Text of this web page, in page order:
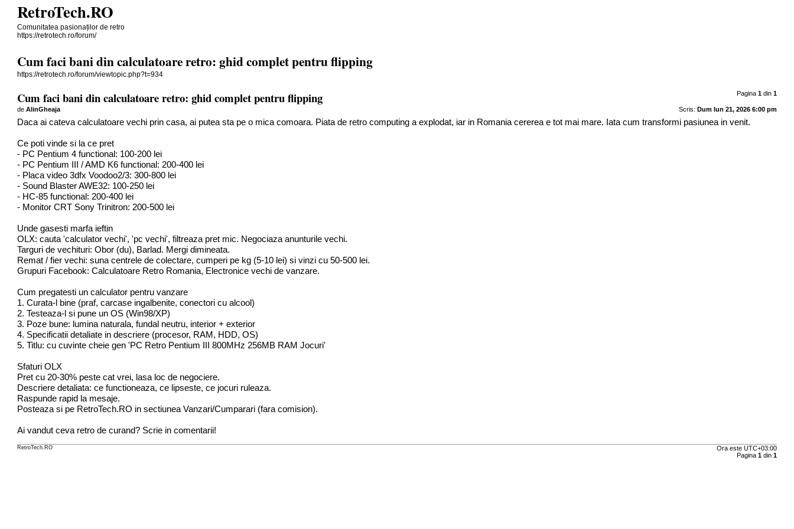
RetroTech.RO
Comunitatea pasionaților de retro
https://retrotech.ro/forum/
Cum faci bani din calculatoare retro: ghid complet pentru flipping
https://retrotech.ro/forum/viewtopic.php?t=934
Pagina 1din 1
Cum faci bani din calculatoare retro: ghid complet pentru flipping
Scris: Dum Iun 21, 2026 6:00 pm
deAlinGheaja
Daca ai cateva calculatoare vechi prin casa, ai putea sta pe o mica comoara. Piata de retro computing a explodat, iar in Romania cererea e tot mai mare. Iata cum transformi pasiunea in venit.
Ce poti vinde si la ce pret
- PC Pentium 4 functional: 100-200 lei
- PC Pentium III / AMD K6 functional: 200-400 lei
- Placa video 3dfx Voodoo2/3: 300-800 lei
- Sound Blaster AWE32: 100-250 lei
- HC-85 functional: 200-400 lei
- Monitor CRT Sony Trinitron: 200-500 lei
Unde gasesti marfa ieftin
OLX: cauta 'calculator vechi', 'pc vechi', filtreaza pret mic. Negociaza anunturile vechi.
Targuri de vechituri: Obor (du), Barlad. Mergi dimineata.
Remat / fier vechi: suna centrele de colectare, cumperi pe kg (5-10 lei) si vinzi cu 50-500 lei.
Grupuri Facebook: Calculatoare Retro Romania, Electronice vechi de vanzare.
Cum pregatesti un calculator pentru vanzare
1. Curata-l bine (praf, carcase ingalbenite, conectori cu alcool)
2. Testeaza-l si pune un OS (Win98/XP)
3. Poze bune: lumina naturala, fundal neutru, interior + exterior
4. Specificatii detaliate in descriere (procesor, RAM, HDD, OS)
5. Titlu: cu cuvinte cheie gen 'PC Retro Pentium III 800MHz 256MB RAM Jocuri'
Sfaturi OLX
Pret cu 20-30% peste cat vrei, lasa loc de negociere.
Descriere detaliata: ce functioneaza, ce lipseste, ce jocuri ruleaza.
Raspunde rapid la mesaje.
Posteaza si pe RetroTech.RO in sectiunea Vanzari/Cumparari (fara comision).
Ai vandut ceva retro de curand? Scrie in comentarii!
Ora este UTC+03:00
Pagina 1din 1
RetroTech.RO